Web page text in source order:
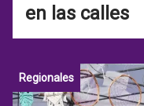
en las calles
Regionales